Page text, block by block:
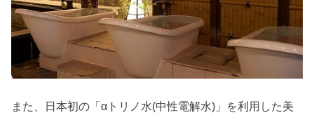
また、日本初の「αトリノ水(中性電解水)」を利用した美